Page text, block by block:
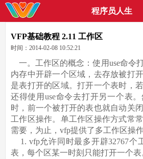
程序员人生
VFP基础教程 2.11 工作区
时间：2014-02-08 10:52:21
一。工作区的概念：使用use命令
内存中开辟一个区域，去存放被打
是表打开的区域。打开一个表时，
还得使用use命令去打开另一个表
时，前一个被打开的表也就自动关
工作区操作。单工作区操作方式常
需要，为止，vfp提供了多工作区操作
1. vfp允许同时最多开辟32767个
表，每个区某一时刻只能打开一个表